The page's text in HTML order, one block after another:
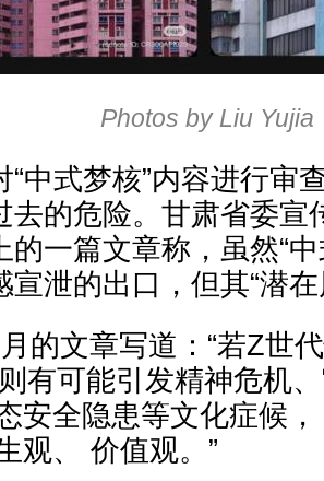
Photos by Liu Yujia
“中式梦核”内容进行审
去的危险。甘肃省委宣
的一篇文章称，虽然“
宣泄的出口，但其“潜
的文章写道：“若Z世
则有可能引发精神危机
安全隐患等文化症候
观、 价值观。”